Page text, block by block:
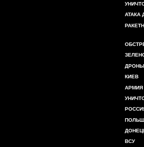
АТАКА
ДРОНЫ
КИЕВ
ВСУ